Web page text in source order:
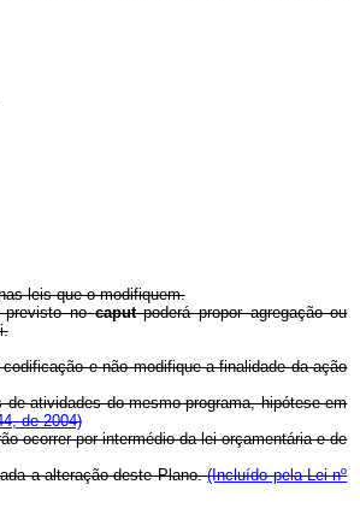
leis que o modifiquem.
previsto nocaputpoderá propor agregação ou
e não modifique a finalidade da ação
atividades do mesmo programa, hipótese em
de 2004)
ocorrer por intermédio da lei orçamentária e de
a alteração deste Plano.(Incluído pela Lei nº